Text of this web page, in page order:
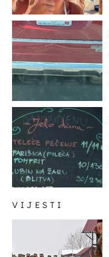
VIJESTI